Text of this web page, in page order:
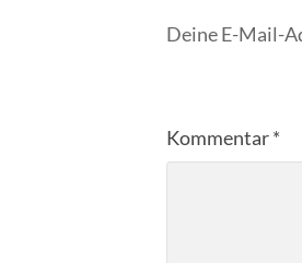
Deine E-Mail-
Kommentar*